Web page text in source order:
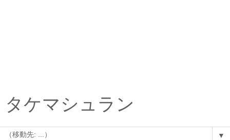
タケマシュラン
▼